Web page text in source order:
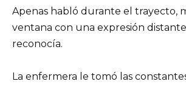
Apenas habló durante el trayecto,
ventana con una expresión
reconocía.
La enfermera le tomó las